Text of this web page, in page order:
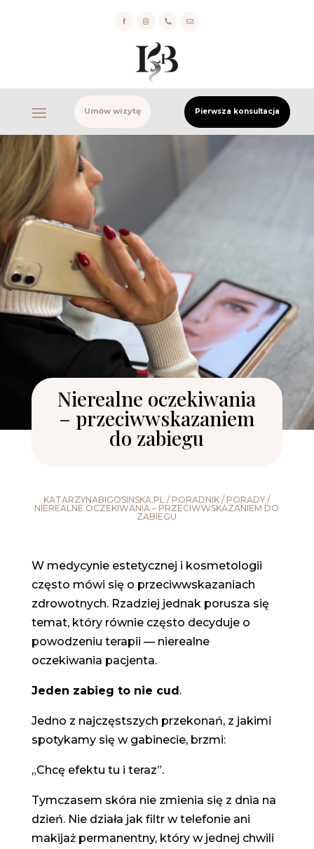
 
Umów wizytę Pierwsza konsultacja
Nierealne oczekiwania
– przeciwwskazaniem
do zabiegu
KATARZYNABIGOSINSKA.PL / PORADNIK / PORADY /
NIEREALNE OCZEKIWANIA – PRZECIWWSKAZANIEM DO
ZABIEGU
W medycynie estetycznej i kosmetologii
często mówi się o przeciwwskazaniach
zdrowotnych. Rzadziej jednak porusza się
temat, który równie często decyduje o
powodzeniu terapii — nierealne
oczekiwania pacjenta.
Jeden zabieg to nie cud.
Jedno z najczęstszych przekonań, z jakimi
spotykamy się w gabinecie, brzmi:
„Chcę efektu tu i teraz”.
Tymczasem skóra nie zmienia się z dnia na
dzień. Nie działa jak filtr w telefonie ani
makijaż permanentny, który w jednej chwili